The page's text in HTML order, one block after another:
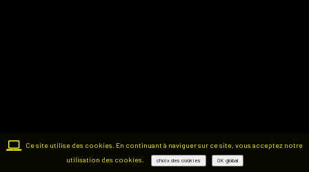
Ce site utilise des cookies. En continuant à naviguer sur ce site, vous acceptez notre
utilisation des cookies.
choix des cookies OK global